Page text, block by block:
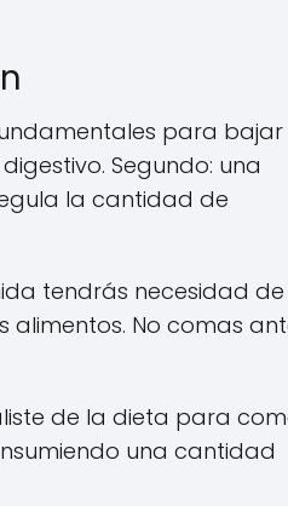
para bajar
Segundo: una
la cantidad de
tendrás necesidad de
alimentos. No comas
de la dieta para
una cantidad